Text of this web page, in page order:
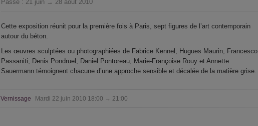
Passé : 21 juin → 28 août 2010
Cette exposition réunit pour la première fois à Paris, sept figures de l’art contemporain
autour du béton.
Les œuvres sculptées ou photographiées de Fabrice Kennel, Hugues Maurin, Francesco
Passaniti, Denis Pondruel, Daniel Pontoreau, Marie-Françoise Rouy et Annette
Sauermann témoignent chacune d’une approche sensible et décalée de la matière grise.
Vernissage Mardi 22 juin 2010 18:00 → 21:00